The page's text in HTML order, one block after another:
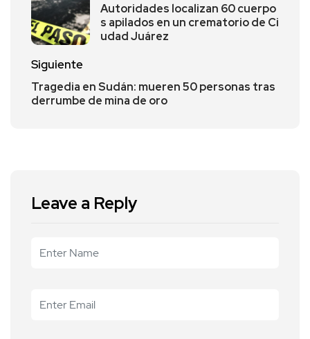
Autoridades localizan 60 cuerpo
s apilados en un crematorio de Ci
udad Juárez
Siguiente
Tragedia en Sudán: mueren 50 personas tras
derrumbe de mina de oro
Leave a Reply